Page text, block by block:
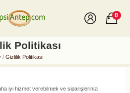
0
Politikası
Gizlilik Politikası
iyi hizmet verebilmek ve siparişlerinizi